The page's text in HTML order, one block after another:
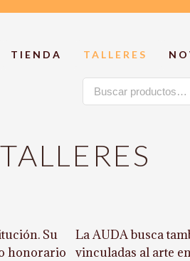
TIENDA TALLERES
Buscar
por:
TALLERES
Su
honorario
La AUDA busca
vinculadas al arte